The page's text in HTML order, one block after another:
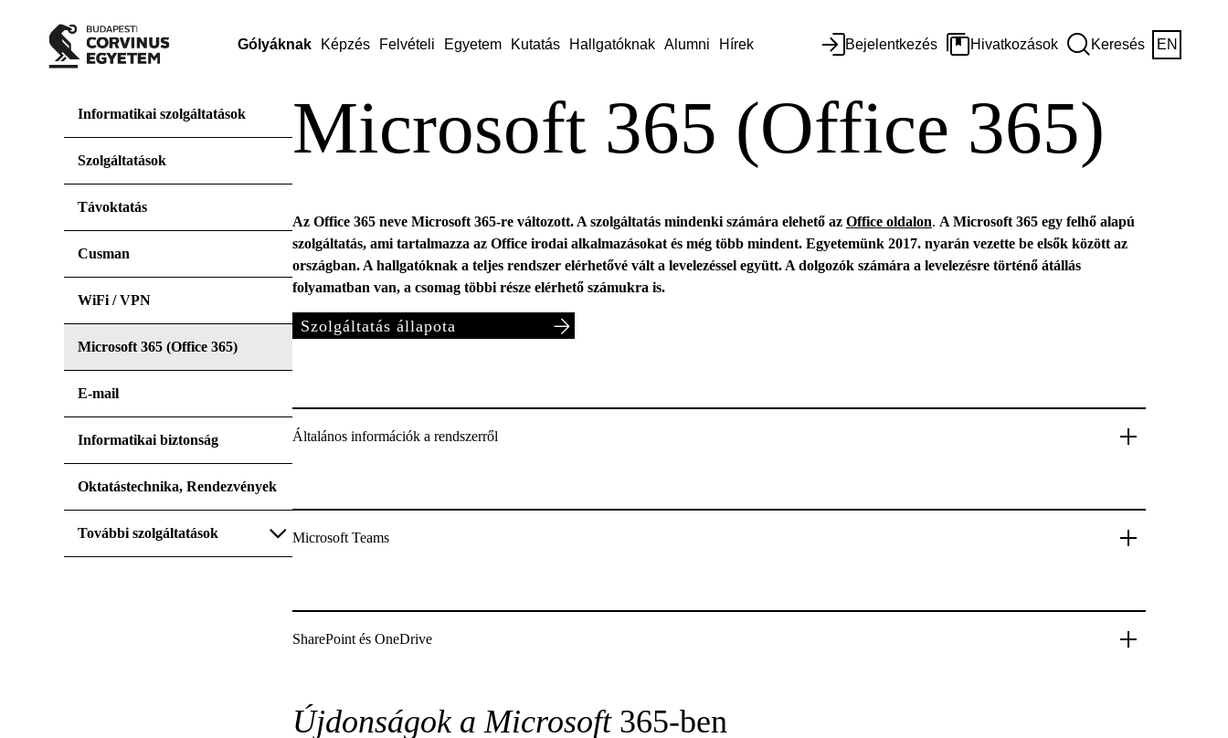
Gólyáknak Képzés Felvételi Egyetem Kutatás Hallgatóknak Alumni Hírek Bejelentkezés Hivatkozások Keresés EN
Informatikai szolgáltatások
Szolgáltatások
Távoktatás
Cusman
WiFi / VPN
Microsoft 365 (Office 365)
E-mail
Informatikai biztonság
Oktatástechnika, Rendezvények
További szolgáltatások
Microsoft 365 (Office 365)
Az Office 365 neve Microsoft 365-re változott. A szolgáltatás mindenki számára elehető az Office oldalon. A Microsoft 365 egy felhő alapú
szolgáltatás, ami tartalmazza az Office irodai alkalmazásokat és még több mindent. Egyetemünk 2017. nyarán vezette be elsők között az
országban. A hallgatóknak a teljes rendszer elérhetővé vált a levelezéssel együtt. A dolgozók számára a levelezésre történő átállás
folyamatban van, a csomag többi része elérhető számukra is.
Szolgáltatás állapota
Általános információk a rendszerről
Microsoft Teams
SharePoint és OneDrive
Újdonságok a Microsoft 365-ben